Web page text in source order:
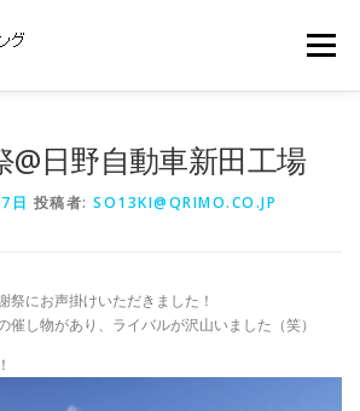
メニュー
@日野自動車新田工場
日 投稿者: SO13KI@QRIMO.CO.JP
祭にお声掛けいただきました！
催し物があり、ライバルが沢山いました（笑）